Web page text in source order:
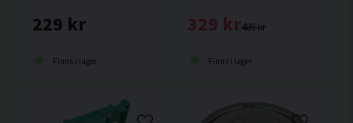
229 kr
Finns i lager
489 kr
329 kr
Finns i lager